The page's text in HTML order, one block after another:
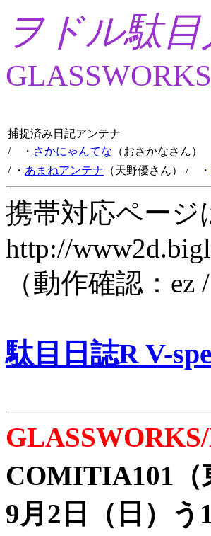
ヲドル駄
捕捉済み日記アンテナ
/ ・ さかにゃんてな （おさかなさん）
/ ・ あまねアンテナ （天野優さん） / ・
携帯対応ページ
http://
（動作確認：
駄目日誌R V-
COMITIA101（
9月2日（日）う